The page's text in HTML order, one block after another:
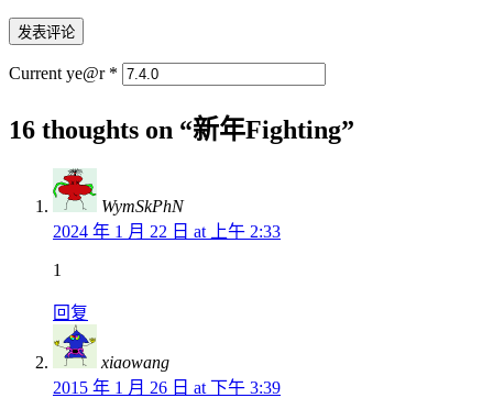
Current ye@r *
16 thoughts on “新年Fighting”
WymSkPhN
2024 年 1 月 22 日 at 上午 2:33
1
回复
xiaowang
2015 年 1 月 26 日 at 下午 3:39